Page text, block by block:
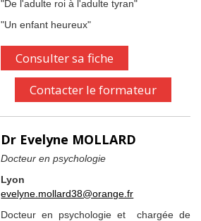
"De l'adulte roi à l'adulte tyran"
"Un enfant heureux"
Consulter sa fiche
Contacter le formateur
Dr Evelyne MOLLARD
Docteur en psychologie
Lyon
evelyne.mollard38@orange.fr
Docteur en psychologie et chargée de